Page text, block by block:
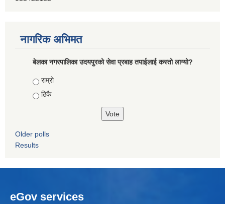
नागरिक अभिमत
बेलका नगरपालिका उदयपुरको सेवा प्रबाह तपाईलाई कस्तो लाग्यो?
Choices
राम्रो
ठिकै
Older polls
Results
eGov services